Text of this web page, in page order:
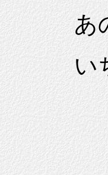
あの副
いちば
……ロ
あら